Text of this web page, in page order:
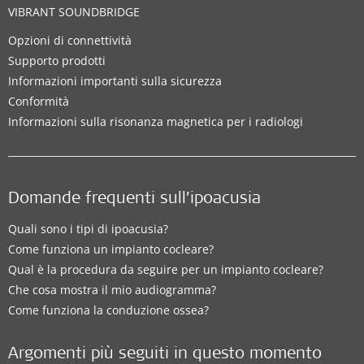
VIBRANT SOUNDBRIDGE
Opzioni di connettività
Supporto prodotti
Informazioni importanti sulla sicurezza
Conformità
Informazioni sulla risonanza magnetica per i radiologi
Domande frequenti sull’ipoacusia
Quali sono i tipi di ipoacusia?
Come funziona un impianto cocleare?
Qual è la procedura da seguire per un impianto cocleare?
Che cosa mostra il mio audiogramma?
Come funziona la conduzione ossea?
Argomenti più seguiti in questo momento